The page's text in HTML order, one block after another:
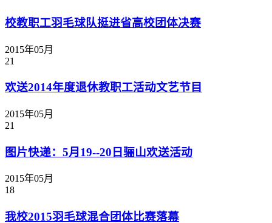
校教职工羽毛球队挺进省高校团体决赛
2015年05月
21
欢送2014年度退休教职工活动文艺节目
2015年05月
21
图片快递：5月19--20日骊山欢送活动
2015年05月
18
我校2015羽毛球混合团体比赛落幕